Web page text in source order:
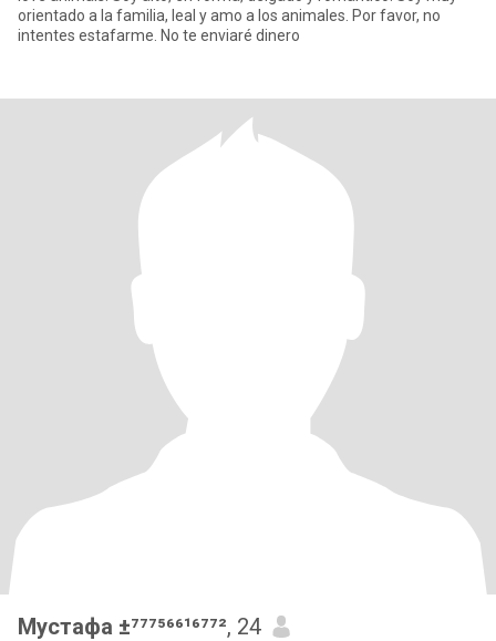
orientado a la familia, leal y amo a los animales. Por favor, no
intentes estafarme. No te enviaré dinero
Мустафа ±⁷⁷⁷⁵⁶⁶¹⁶⁷⁷², 24